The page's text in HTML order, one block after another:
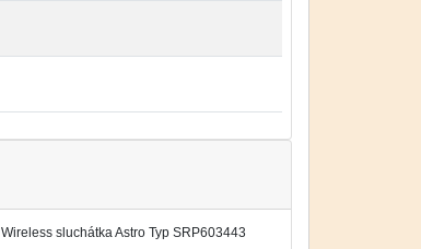
Wireless sluchátka Astro Typ SRP603443